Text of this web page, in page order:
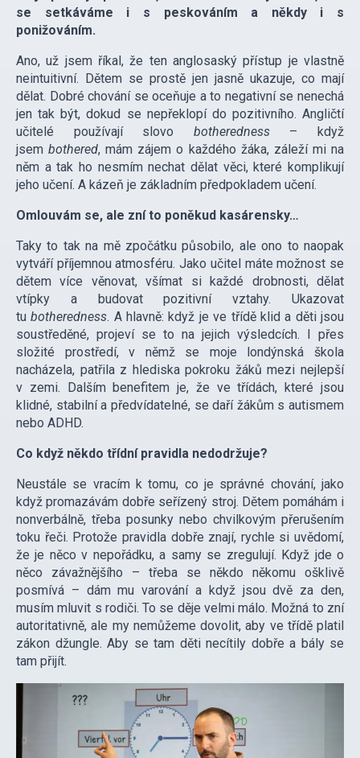
se setkáváme i s peskováním a někdy i s
ponižováním.
Ano, už jsem říkal, že ten anglosaský přístup je vlastně
neintuitivní. Dětem se prostě jen jasně ukazuje, co mají
dělat. Dobré chování se oceňuje a to negativní se nenechá
jen tak být, dokud se nepřeklopí do pozitivního. Angličtí
učitelé používají slovo botheredness– když
jsembothered, mám zájem o každého žáka, záleží mi na
něm a tak ho nesmím nechat dělat věci, které komplikují
jeho učení. A kázeň je základním předpokladem učení.
Omlouvám se, ale zní to poněkud kasárensky…
Taky to tak na mě zpočátku působilo, ale ono to naopak
vytváří příjemnou atmosféru. Jako učitel máte možnost se
dětem více věnovat, všímat si každé drobnosti, dělat
vtípky a budovat pozitivní vztahy. Ukazovat
tubotheredness. A hlavně: když je ve třídě klid a děti jsou
soustředěné, projeví se to na jejich výsledcích. I přes
složité prostředí, v němž se moje londýnská škola
nacházela, patřila z hlediska pokroku žáků mezi nejlepší
v zemi. Dalším benefitem je, že ve třídách, které jsou
klidné, stabilní a předvídatelné, se daří žákům s autismem
nebo ADHD.
Co když někdo třídní pravidla nedodržuje?
Neustále se vracím k tomu, co je správné chování, jako
když promazávám dobře seřízený stroj. Dětem pomáhám i
nonverbálně, třeba posunky nebo chvilkovým přerušením
toku řeči. Protože pravidla dobře znají, rychle si uvědomí,
že je něco v nepořádku, a samy se zregulují. Když jde o
něco závažnějšího – třeba se někdo někomu ošklivě
posmívá – dám mu varování a když jsou dvě za den,
musím mluvit s rodiči. To se děje velmi málo. Možná to zní
autoritativně, ale my nemůžeme dovolit, aby ve třídě platil
zákon džungle. Aby se tam děti necítily dobře a bály se
tam přijít.